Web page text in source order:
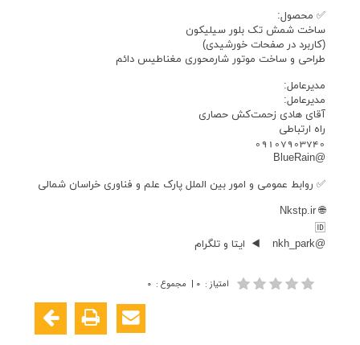
✅ محصول:
ساخت شمش تک بلور سیلیکون
(کاربرد در صفحات خورشیدی)
طراحی و ساخت موتور شارمحوری مغناطیس دائم
مدیرعامل:
مدیرعامل:
آقای هادی زحمت‌کش حصاری
راه ارتباطی
09107903740
@BlueRain
✅ روابط عمومی و امور بین الملل پارک علم و فناوری خراسان شمالی
🌐 Nkstp.ir
🆔
@nkh_park ◀️ ایتا و تلگرام
امتیاز: ۰ | مجموع : ۰